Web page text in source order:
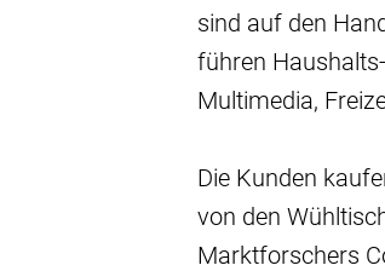
sind auf den
führen
Multimedia,
Die Kunden
von den
Marktforschers